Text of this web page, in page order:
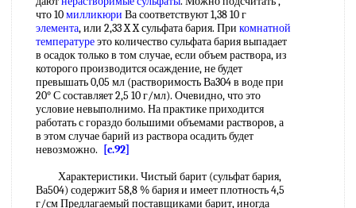
что 10милликюри Ва соответствуют 1,38 10 г
элемента, или 2,33 X X сульфата бария. При комнатной
температуреэто количество сульфата бария выпадает
в осадок только в том случае, если объем раствора, из
которого производится осаждение, не будет
превышать 0,05 мл (растворимость Ва304 в воде при
20° С составляет 2,5 10 г/мл). Очевидно, что это
условие невыполнимо. На практике приходится
работать с гораздо большими объемами растворов, а
в этом случае барий из раствора осадить будет
невозможно.
[c.92]
Характеристики. Чистый барит (сульфат бария,
Ва504) содержит 58,8 % бария и имеет плотность 4,5
г/см Предлагаемый поставщиками барит, иногда